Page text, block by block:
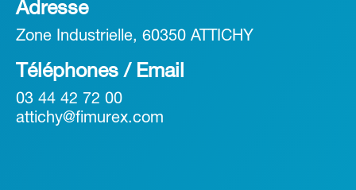
Adresse
Zone Industrielle, 60350 ATTICHY
Téléphones / Email
03 44 42 72 00
attichy@fimurex.com